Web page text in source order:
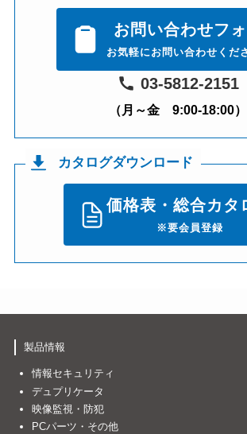
お問い合わせフ
お気軽にお問い合わせくだ
03-5812-2151
（月～金 9:00-18:00）
カタログダウンロード
価格表・総合カタ
※要会員登録
製品情報
情報セキュリティ
デュプリケータ
映像監視・防犯
PCパーツ・その他